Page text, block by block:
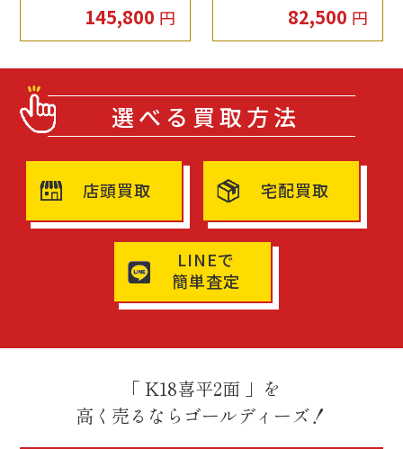
145,800 円 82,500 円
選べる買取方法
店頭買取 宅配買取
LINEで
簡単査定
「 K18喜平2面 」を
高く売るならゴールディーズ！